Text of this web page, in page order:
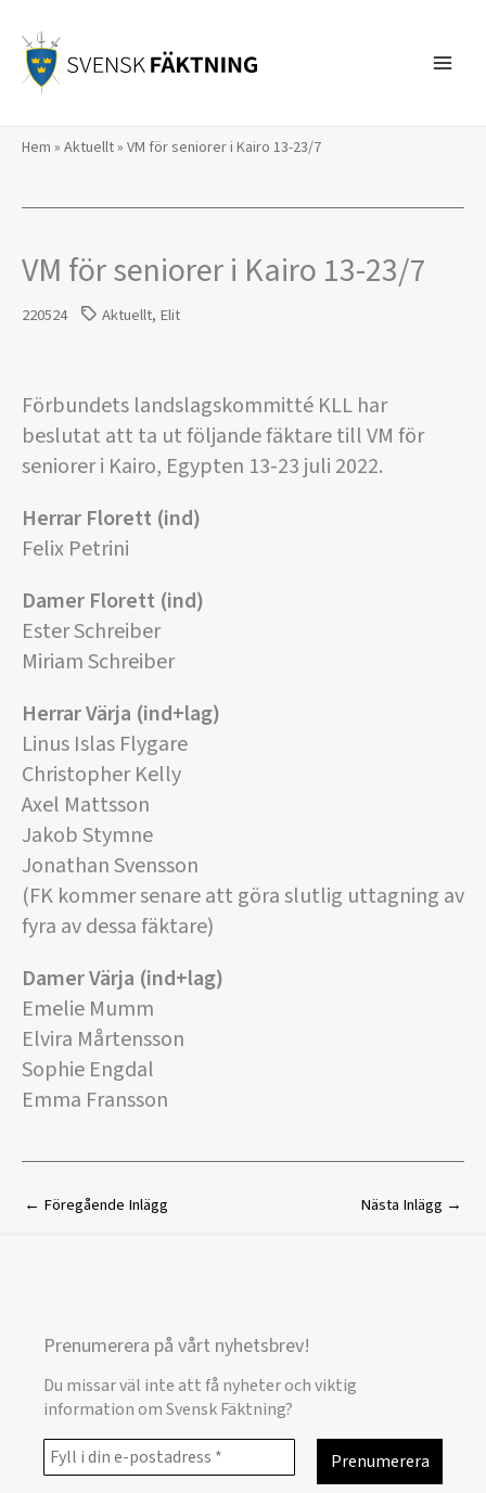
innehåll
Hem » Aktuellt» VM för seniorer i Kairo 13-23/7
VM för seniorer i Kairo 13-23/7
220524 Aktuellt, Elit
Förbundets landslagskommitté KLL har
beslutat att ta ut följande fäktare till VM för
seniorer i Kairo, Egypten 13-23 juli 2022.
Herrar Florett (ind)
Felix Petrini
Damer Florett (ind)
Ester Schreiber
Miriam Schreiber
Herrar Värja (ind+lag)
Linus Islas Flygare
Christopher Kelly
Axel Mattsson
Jakob Stymne
Jonathan Svensson
(FK kommer senare att göra slutlig uttagning av
fyra av dessa fäktare)
Damer Värja (ind+lag)
Emelie Mumm
Elvira Mårtensson
Sophie Engdal
Emma Fransson
← Föregående Inlägg Nästa Inlägg →
Prenumerera på vårt nyhetsbrev!
Du missar väl inte att få nyheter och viktig
information om Svensk Fäktning?